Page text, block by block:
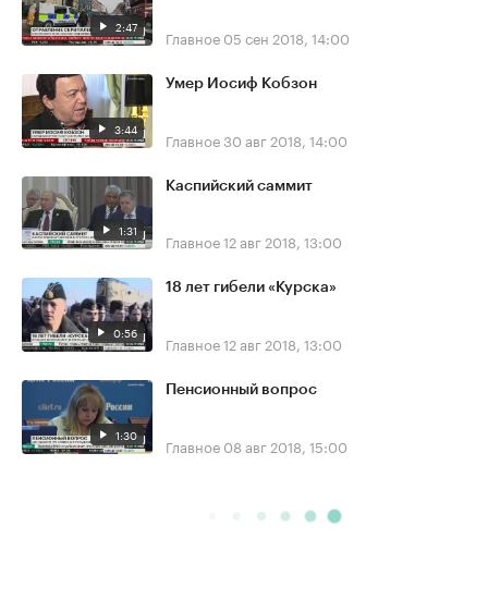
2:47 Главное 05 сен 2018, 14:00
3:44
Умер Иосиф Кобзон
Главное30 авг 2018, 14:00
1:31
Каспийский саммит
Главное12 авг 2018, 13:00
0:56
18 лет гибели «Курска»
Главное12 авг 2018, 13:00
1:30
Пенсионный вопрос
Главное 08 авг 2018, 15:00